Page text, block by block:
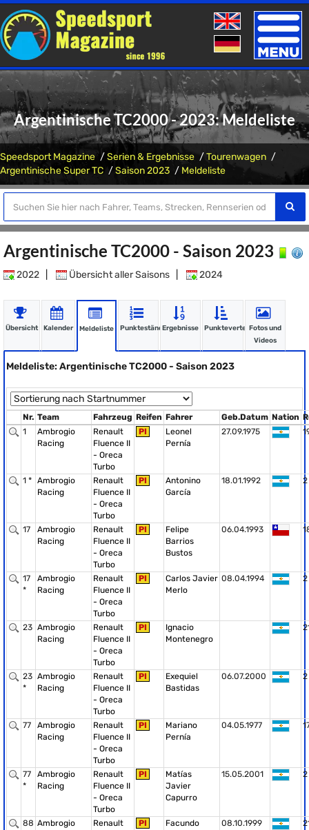
Toggle
Argentinische TC2000 - 2023: Meldeliste
Speedsport Magazine Serien & Ergebnisse
Tourenwagen
Argentinische Super TC
Saison 2023 Meldeliste
Argentinische TC2000 - Saison 2023
2022 Übersicht aller Saisons 2024
Übersicht Kalender Meldeliste PunkteständeErgebnisse PunkteverteilungFotos und
Videos
Meldeliste: Argentinische TC2000 - Saison 2023
Nr. Team Fahrzeug Reifen Fahrer Geb.Datum Nation
1
Ambrogio
Racing
Renault
Fluence II
- Oreca
Turbo
PI
Leonel
Pernía
27.09.1975
1 * Ambrogio
Racing
Renault
Fluence II
- Oreca
Turbo
PI
Antonino
García
18.01.1992 2
17
Ambrogio
Racing
Renault
Fluence II
- Oreca
Turbo
PI
Felipe
Barrios
Bustos
06.04.1993
17
*
Ambrogio
Racing
Renault
Fluence II
- Oreca
Turbo
PI
Carlos Javier
Merlo
08.04.1994 2
23 Ambrogio
Racing
Renault
Fluence II
- Oreca
Turbo
PI
Ignacio
Montenegro
23
*
Ambrogio
Racing
Renault
Fluence II
- Oreca
Turbo
PI
Exequiel
Bastidas
06.07.2000 2
77
Ambrogio
Racing
Renault
Fluence II
- Oreca
Turbo
PI
Mariano
Pernía
04.05.1977
77
*
Ambrogio
Racing
Renault
Fluence II
- Oreca
Turbo
PI
Matías
Javier
Capurro
15.05.2001 2
88 Ambrogio
Renault
PI
Facundo
08.10.1999